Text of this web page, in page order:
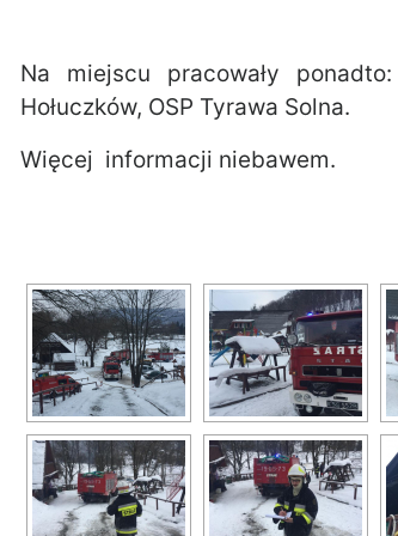
Na miejscu pracowały
Hołuczków, OSP Tyrawa Solna.
Więcej informacji niebawem.